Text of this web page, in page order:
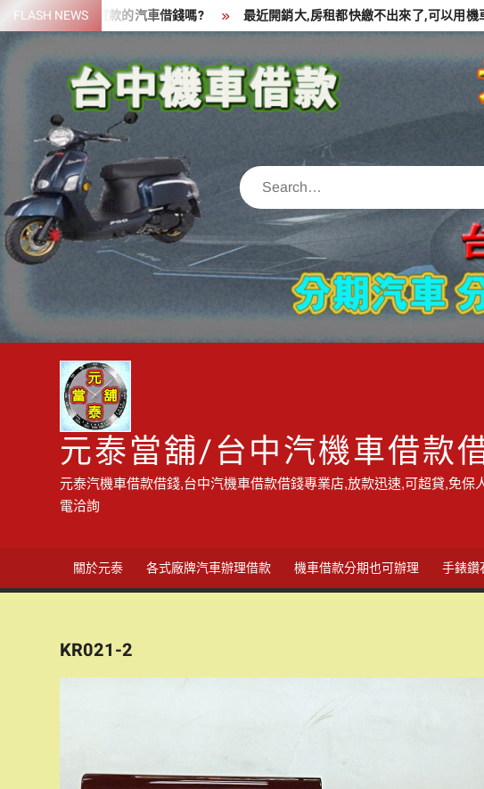
Skip
to
content
FLASH NEWS
金,可以拿貸款的汽車借錢嗎? 最近開銷大,房租都快繳不出來了,可以用機車借3
Search
元泰當舖/台中汽機車借款
元泰汽機車借款借錢,台中汽機車借款借錢專業店,放款迅速,可超貸,免
電洽詢
關於元泰 各式廠牌汽車辦理借款 機車借款分期也可辦理 手錶鑽
KR021-2